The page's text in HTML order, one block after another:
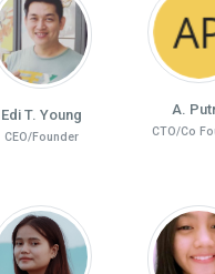
Edi T. Young
CEO/Founder
A.
CTO/Co